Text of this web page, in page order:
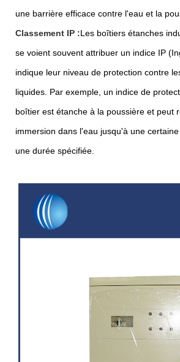
une barrière efficace contre l'eau et la
Classement IP :Les boîtiers étanches
se voient souvent attribuer un indice IP
indique leur niveau de protection contre
liquides. Par exemple, un indice de
boîtier est étanche à la poussière et peut
immersion dans l'eau jusqu'à une
une durée spécifiée.